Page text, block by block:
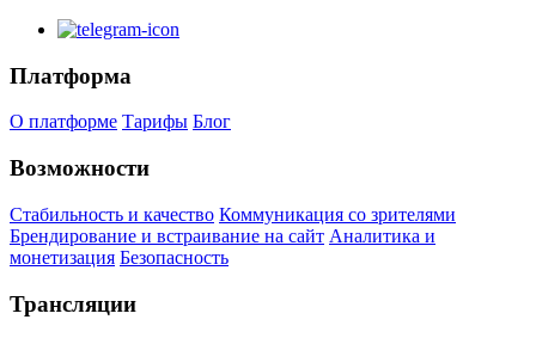
Платформа
О платформе Тарифы Блог
Возможности
Стабильность и качество Коммуникация со зрителями
Брендирование и встраивание на сайт Аналитика и
монетизация Безопасность
Трансляции